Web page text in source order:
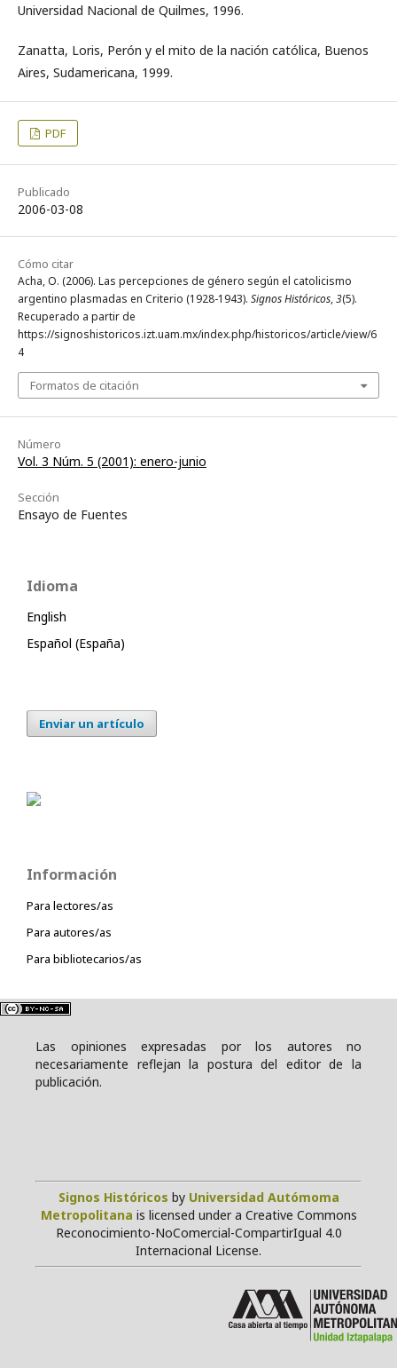
Universidad Nacional de Quilmes, 1996.
Zanatta, Loris, Perón y el mito de la nación católica, Buenos
Aires, Sudamericana, 1999.
PDF
Publicado
2006-03-08
Cómo citar
Acha, O. (2006). Las percepciones de género según el catolicismo
argentino plasmadas en Criterio (1928-1943). Signos Históricos,3(5).
Recuperado a partir de
https://signoshistoricos.izt.uam.mx/index.php/historicos/article/view/6
4
Formatos de citación
Número
Vol. 3 Núm. 5 (2001): enero-junio
Sección
Ensayo de Fuentes
Idioma
English
Español (España)
Enviar un artículo
Información
Para lectores/as
Para autores/as
Para bibliotecarios/as
Las opiniones expresadas por los autores no
necesariamente reflejan la postura del editor de la
publicación.
Signos Históricos by Universidad Autómoma
Metropolitana is licensed under a Creative Commons
Reconocimiento-NoComercial-CompartirIgual 4.0
Internacional License.